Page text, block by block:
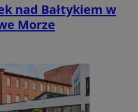
nad Bałtykiem w
Morze